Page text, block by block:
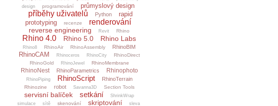
design
programování průmyslový design
příběhy uživatelů Python
rapid
prototyping
recenze renderování
reverse engineering Revit Rhino
Rhino 4.0 Rhino 5.0 Rhino Labs
Rhino8 RhinoAir RhinoAssembly RhinoBIM
RhinoCAM Rhinoceros RhinoCity
RhinoDirect
RhinoGold
RhinoJewel RhinoMembrane
RhinoNest RhinoParametrics Rhinophoto
RhinoPiping RhinoScript RhinoTerrain
Rhinozine robot Savanna3D Section Tools
servisní balíček setkání
ShrinkWrap
simulace
sítě skenování skriptování
sleva